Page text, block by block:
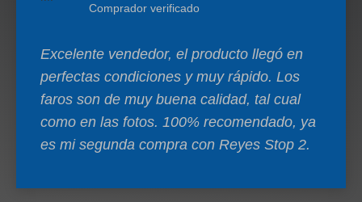
Comprador verificado
Excelente vendedor, el producto llegó en
perfectas condiciones y muy rápido. Los
faros son de muy buena calidad, tal cual
como en las fotos. 100% recomendado, ya
es mi segunda compra con Reyes Stop 2.